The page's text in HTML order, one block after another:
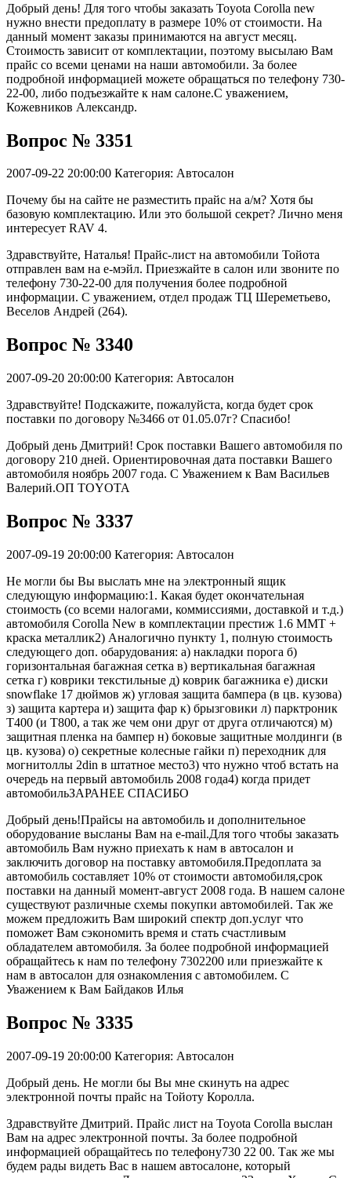
Добрый день! Для того чтобы заказать Toyota Corolla new
нужно внести предоплату в размере 10% от стоимости. На
данный момент заказы принимаются на август месяц.
Стоимость зависит от комплектации, поэтому высылаю Вам
прайс со всеми ценами на наши автомобили. За более
подробной информацией можете обращаться по телефону 730-
22-00, либо подъезжайте к нам салоне.С уважением,
Кожевников Александр.
Вопрос № 3351
2007-09-22 20:00:00 Категория: Автосалон
Почему бы на сайте не разместить прайс на а/м? Хотя бы
базовую комплектацию. Или это большой секрет? Лично меня
интересует RAV 4.
Здравствуйте, Наталья! Прайс-лист на автомобили Тойота
отправлен вам на е-мэйл. Приезжайте в салон или звоните по
телефону 730-22-00 для получения более подробной
информации. С уважением, отдел продаж ТЦ Шереметьево,
Веселов Андрей (264).
Вопрос № 3340
2007-09-20 20:00:00 Категория: Автосалон
Здравствуйте! Подскажите, пожалуйста, когда будет срок
поставки по договору №3466 от 01.05.07г? Спасибо!
Добрый день Дмитрий! Срок поставки Вашего автомобиля по
договору 210 дней. Ориентировочная дата поставки Вашего
автомобиля ноябрь 2007 года. С Уважением к Вам Васильев
Валерий.ОП TOYOTA
Вопрос № 3337
2007-09-19 20:00:00 Категория: Автосалон
Не могли бы Вы выслать мне на электронный ящик
следующую информацию:1. Какая будет окончательная
стоимость (со всеми налогами, коммиссиями, доставкой и т.д.)
автомобиля Corolla New в комплектации престиж 1.6 ММТ +
краска металлик2) Аналогично пункту 1, полную стоимость
следующего доп. обарудования: а) накладки порога б)
горизонтальная багажная сетка в) вертикальная багажная
сетка г) коврики текстильные д) коврик багажника е) диски
snowflake 17 дюймов ж) угловая защита бампера (в цв. кузова)
з) защита картера и) защита фар к) брызговики л) парктроник
Т400 (и Т800, а так же чем они друг от друга отличаются) м)
защитная пленка на бампер н) боковые защитные молдинги (в
цв. кузова) о) секретные колесные гайки п) переходник для
могнитоллы 2din в штатное место3) что нужно чтоб встать на
очередь на первый автомобиль 2008 года4) когда придет
автомобильЗАРАНЕЕ СПАСИБО
Добрый день!Прайсы на автомобиль и дополнительное
оборудование высланы Вам на e-mail.Для того чтобы заказать
автомобиль Вам нужно приехать к нам в автосалон и
заключить договор на поставку автомобиля.Предоплата за
автомобиль составляет 10% от стоимости автомобиля,срок
поставки на данный момент-август 2008 года. В нашем салоне
существуют различные схемы покупки автомобилей. Так же
можем предложить Вам широкий спектр доп.услуг что
поможет Вам сэкономить время и стать счастливым
обладателем автомобиля. За более подробной информацией
обращайтесь к нам по телефону 7302200 или приезжайте к
нам в автосалон для ознакомления с автомобилем. С
Уважением к Вам Байдаков Илья
Вопрос № 3335
2007-09-19 20:00:00 Категория: Автосалон
Добрый день. Не могли бы Вы мне скинуть на адрес
электронной почты прайс на Тойоту Королла.
Здравствуйте Дмитрий. Прайс лист на Toyota Corolla выслан
Вам на адрес электронной почты. За более подробной
информацией обращайтесь по телефону730 22 00. Так же мы
будем рады видеть Вас в нашем автосалоне, который